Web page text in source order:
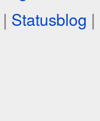
| Statusblog |